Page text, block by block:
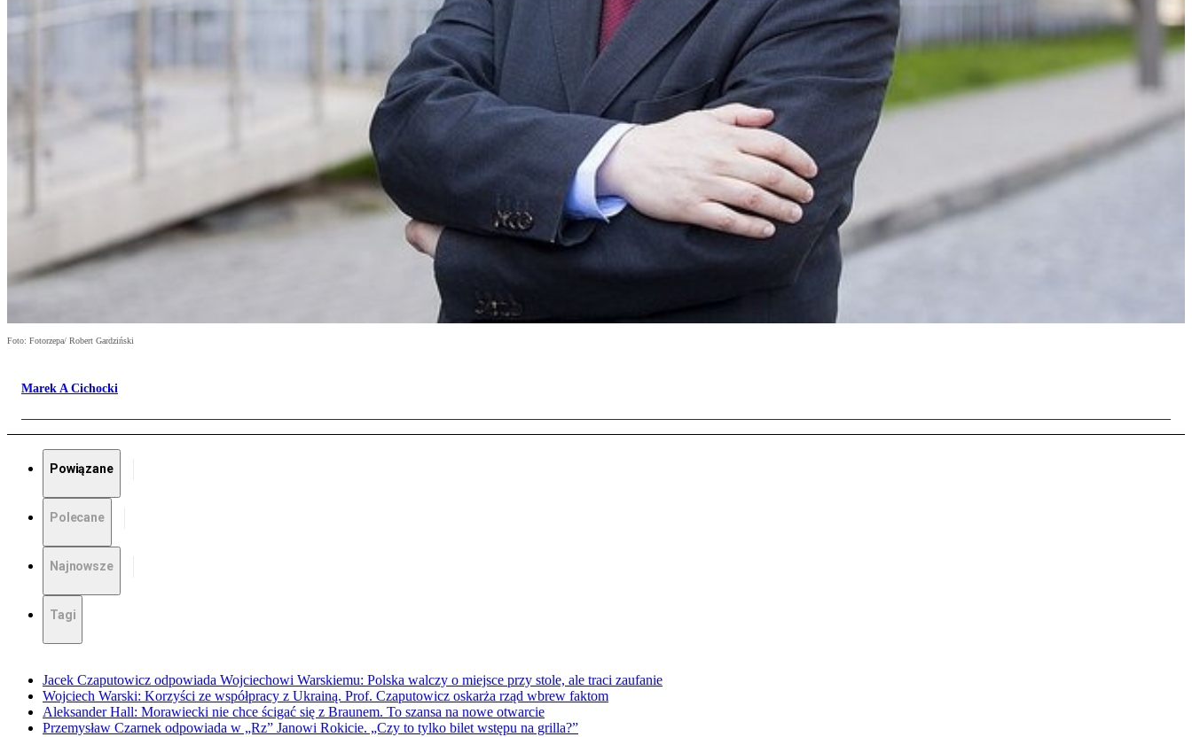
Foto: Fotorzepa/ Robert Gardziński
Marek A Cichocki
Powiązane
Polecane
Najnowsze
Tagi
Jacek Czaputowicz odpowiada Wojciechowi Warskiemu: Polska walczy o miejsce przy stole, ale traci zaufanie
Wojciech Warski: Korzyści ze współpracy z Ukrainą. Prof. Czaputowicz oskarża rząd wbrew faktom
Aleksander Hall: Morawiecki nie chce ścigać się z Braunem. To szansa na nowe otwarcie
Przemysław Czarnek odpowiada w „Rz” Janowi Rokicie. „Czy to tylko bilet wstępu na grilla?”